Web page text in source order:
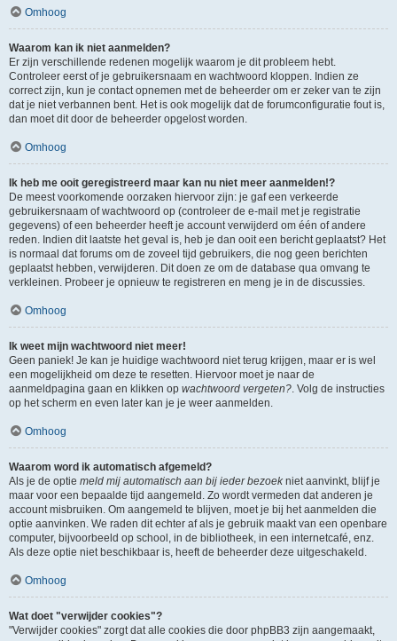
Omhoog
Waarom kan ik niet aanmelden?
Er zijn verschillende redenen mogelijk waarom je dit probleem hebt.
Controleer eerst of je gebruikersnaam en wachtwoord kloppen. Indien ze
correct zijn, kun je contact opnemen met de beheerder om er zeker van te zijn
dat je niet verbannen bent. Het is ook mogelijk dat de forumconfiguratie fout is,
dan moet dit door de beheerder opgelost worden.
Omhoog
Ik heb me ooit geregistreerd maar kan nu niet meer aanmelden!?
De meest voorkomende oorzaken hiervoor zijn: je gaf een verkeerde
gebruikersnaam of wachtwoord op (controleer de e-mail met je registratie
gegevens) of een beheerder heeft je account verwijderd om één of andere
reden. Indien dit laatste het geval is, heb je dan ooit een bericht geplaatst? Het
is normaal dat forums om de zoveel tijd gebruikers, die nog geen berichten
geplaatst hebben, verwijderen. Dit doen ze om de database qua omvang te
verkleinen. Probeer je opnieuw te registreren en meng je in de discussies.
Omhoog
Ik weet mijn wachtwoord niet meer!
Geen paniek! Je kan je huidige wachtwoord niet terug krijgen, maar er is wel
een mogelijkheid om deze te resetten. Hiervoor moet je naar de
aanmeldpagina gaan en klikken op wachtwoord vergeten?. Volg de instructies
op het scherm en even later kan je je weer aanmelden.
Omhoog
Waarom word ik automatisch afgemeld?
Als je de optie meld mij automatisch aan bij ieder bezoekniet aanvinkt, blijf je
maar voor een bepaalde tijd aangemeld. Zo wordt vermeden dat anderen je
account misbruiken. Om aangemeld te blijven, moet je bij het aanmelden die
optie aanvinken. We raden dit echter af als je gebruik maakt van een openbare
computer, bijvoorbeeld op school, in de bibliotheek, in een internetcafé, enz.
Als deze optie niet beschikbaar is, heeft de beheerder deze uitgeschakeld.
Omhoog
Wat doet "verwijder cookies"?
"Verwijder cookies" zorgt dat alle cookies die door phpBB3 zijn aangemaakt,